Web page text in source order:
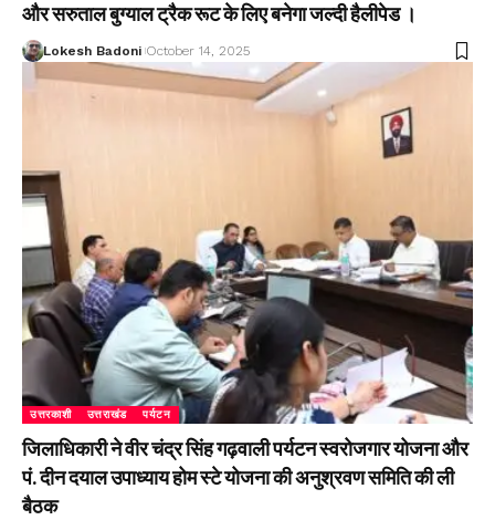
और सरुताल बुग्याल ट्रैक रूट के लिए बनेगा जल्दी हैलीपेड ।
Lokesh Badoni October 14, 2025
उत्तरकाशी उत्तराखंड पर्यटन
जिलाधिकारी ने वीर चंद्र सिंह गढ़वाली पर्यटन स्वरोजगार योजना और
पं. दीन दयाल उपाध्याय होम स्टे योजना की अनुश्रवण समिति की ली
बैठक